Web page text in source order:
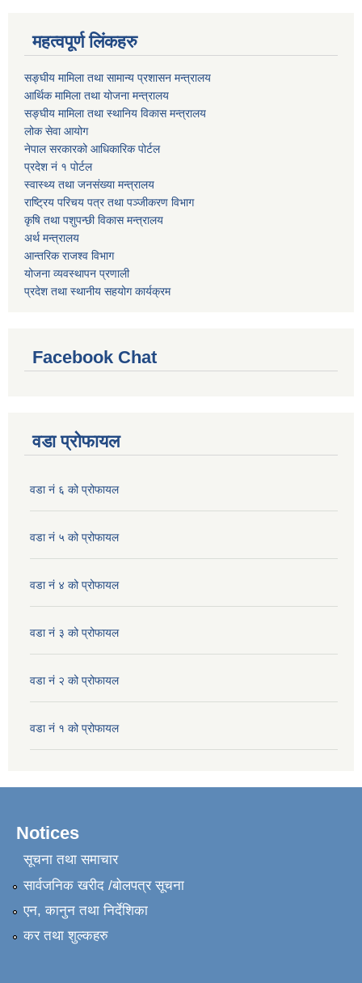
महत्वपूर्ण लिंकहरु
सङ्घीय मामिला तथा सामान्य प्रशासन मन्त्रालय
आर्थिक मामिला तथा योजना मन्त्रालय
सङ्घीय मामिला तथा स्थानिय विकास मन्त्रालय
लोक सेवा आयोग
नेपाल सरकारको आधिकारिक पोर्टल
प्रदेश नं १ पोर्टल
स्वास्थ्य तथा जनसंख्या मन्त्रालय
राष्ट्रिय परिचय पत्र तथा पञ्जीकरण विभाग
कृषि तथा पशुपन्छी विकास मन्त्रालय
अर्थ मन्त्रालय
आन्तरिक राजश्व विभाग
योजना व्यवस्थापन प्रणाली
प्रदेश तथा स्थानीय सहयोग कार्यक्रम
Facebook Chat
वडा प्रोफायल
वडा नं ६ को प्रोफायल
वडा नं ५ को प्रोफायल
वडा नं ४ को प्रोफायल
वडा नं ३ को प्रोफायल
वडा नं २ को प्रोफायल
वडा नं १ को प्रोफायल
Notices
सूचना तथा समाचार
सार्वजनिक खरीद /बोलपत्र सूचना
एन, कानुन तथा निर्देशिका
कर तथा शुल्कहरु